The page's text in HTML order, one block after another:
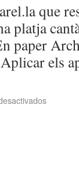
que
platja
paper
els